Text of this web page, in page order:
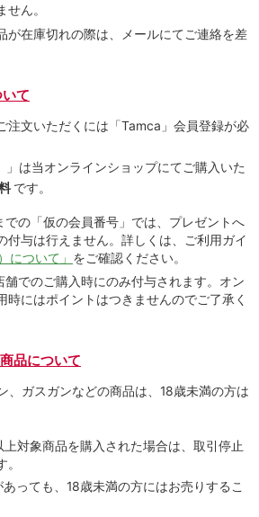
ん。
が在庫切れの際は、メールにてご連絡を差
て
注⽂いただくには「Tamca」会員登録が必
」は当オンラインショップにてご購⼊いた
です。
の「仮の会員番号」では、プレゼントへ
付与は⾏えません。詳しくは、ご利⽤ガイ
について」 をご確認ください。
でのご購⼊時にのみ付与されます。オン
時にはポイントはつきませんのでご了承く
品について
、ガスガンなどの商品は、18歳未満の方は
対象商品を購入された場合は、取引停止
っても、18歳未満の方にはお売りするこ